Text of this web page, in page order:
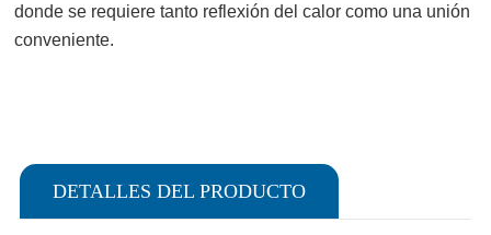
donde se requiere tanto reflexión del calor como una unión
conveniente.
DETALLES DEL PRODUCTO